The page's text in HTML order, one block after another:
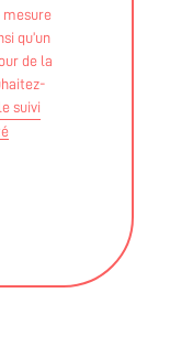
mesure
qu’un
de la
suivi
un